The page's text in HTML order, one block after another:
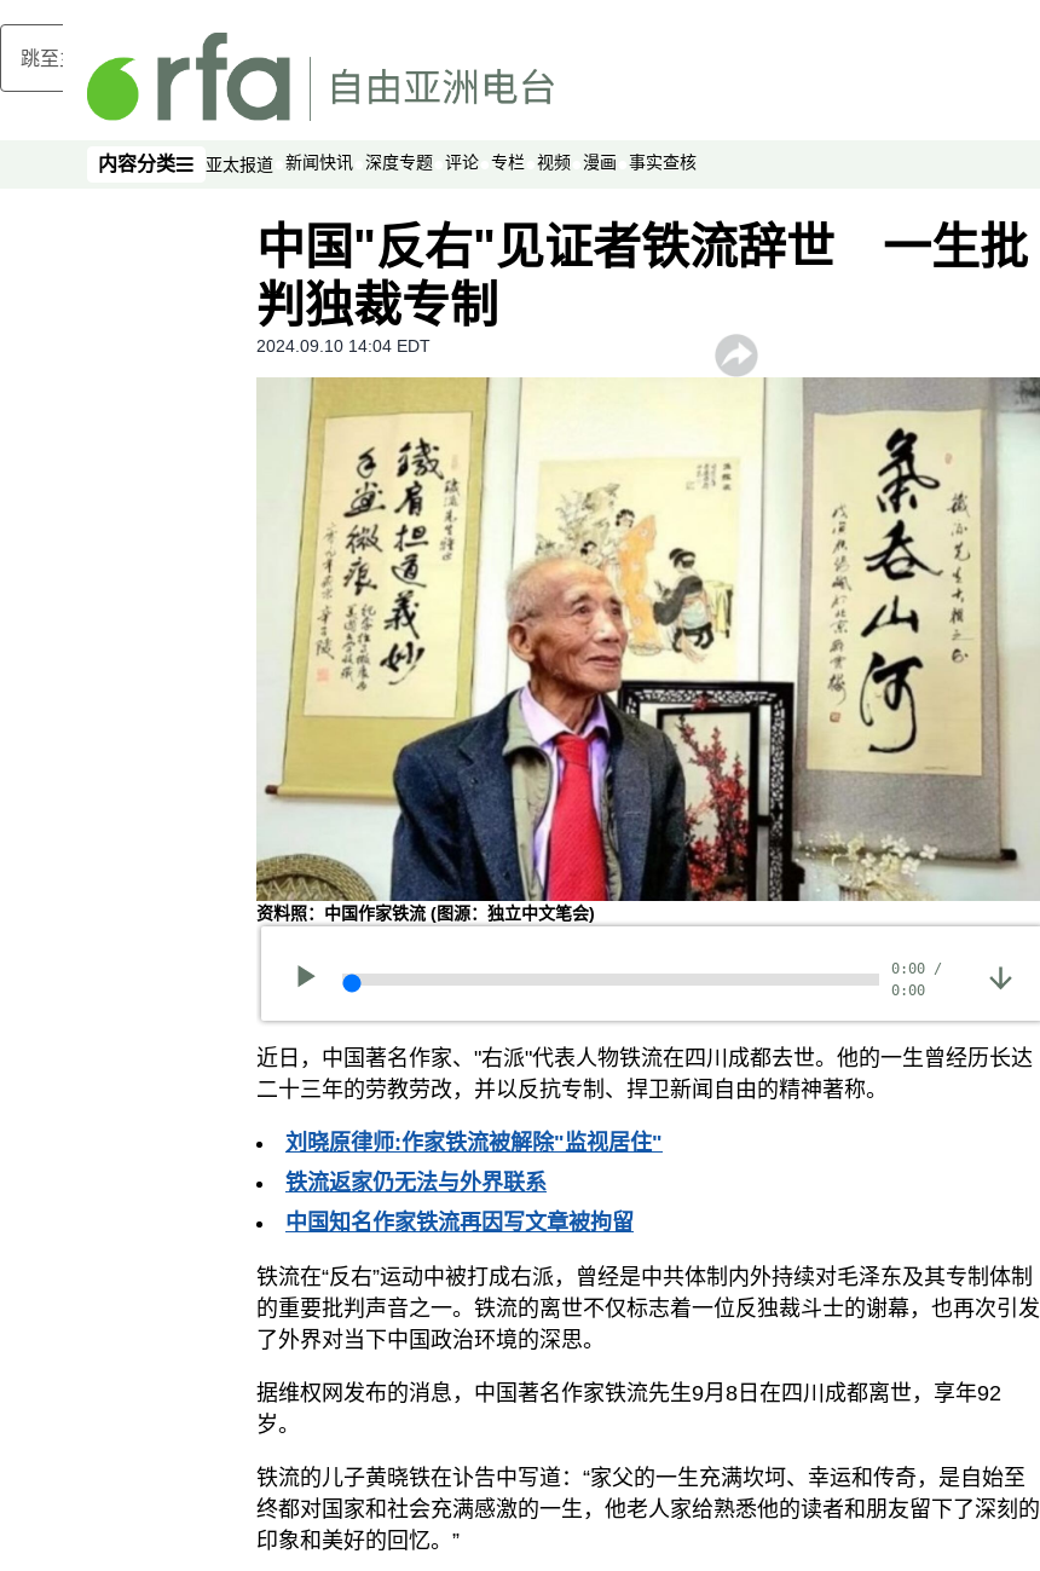
跳至主内容
内容分类
内容分类 亚太报道 新闻快讯 深度专题 评论 专栏 视频 漫画 事实查核
中国"反右"见证者铁流辞世 一生批
判独裁专制
2024.09.10 14:04 EDT
资料照：中国作家铁流 (图源：独立中文笔会)
0:00 /
0:00
近日，中国著名作家、"右派"代表人物铁流在四川成都去世。他的一生曾经历长达
二十三年的劳教劳改，并以反抗专制、捍卫新闻自由的精神著称。
刘晓原律师:作家铁流被解除"监视居住"
铁流返家仍无法与外界联系
中国知名作家铁流再因写文章被拘留
铁流在“反右”运动中被打成右派，曾经是中共体制内外持续对毛泽东及其专制体制
的重要批判声音之一。铁流的离世不仅标志着一位反独裁斗士的谢幕，也再次引发
了外界对当下中国政治环境的深思。
据维权网发布的消息，中国著名作家铁流先生9月8日在四川成都离世，享年92
岁。
铁流的儿子黄晓铁在讣告中写道：“家父的一生充满坎坷、幸运和传奇，是自始至
终都对国家和社会充满感激的一生，他老人家给熟悉他的读者和朋友留下了深刻的
印象和美好的回忆。”